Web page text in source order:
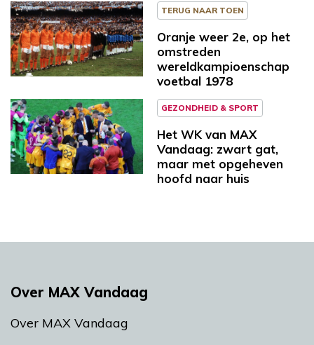
TERUG NAAR TOEN
Oranje weer 2e, op het
omstreden
wereldkampioenschap
voetbal 1978
GEZONDHEID & SPORT
Het WK van MAX
Vandaag: zwart gat,
maar met opgeheven
hoofd naar huis
Over MAX Vandaag
Over MAX Vandaag